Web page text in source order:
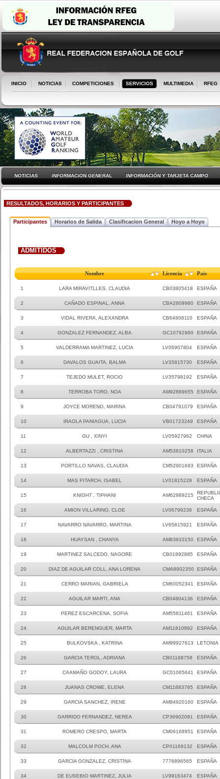
INICIO NOTICIAS COMPETICIONES SERVICIOS MULTIMEDIA RFEG
NOTICIAS INFORMACION GENERAL INFORMACIÓN Y TARJETA CAMPO
RESULTADOS, HORARIOS Y PARTICIPANTES
Participantes Horarios de Salida Clasificacion General Hoyo a Hoyo
ADMITIDOS
Nombre Licencia Pais
1 LARA MIRAVITLLES, CLAUDIA CB03805418 ESPAÑA
2 CAÑADO ESPINAL, ANNA CBA2809980 ESPAÑA
3 VIDAL RIVERA, ALEXANDRA CB64808110 ESPAÑA
4 GONZALEZ FERNANDEZ, ALBA GC10792960 ESPAÑA
5 VALDERRAMA MARTINEZ, LUCIA LV06907804 ESPAÑA
6 DAVALOS GUAITA, BALMA LV35815730 ESPAÑA
7 TEJEDO MULET, ROCIO LV35798192 ESPAÑA
8 TERROBA TORO, NOA AM92889655 ESPAÑA
9 JOYCE MORENO, MARINA CB04791079 ESPAÑA
10 IRAOLA PANIAGUA, LUCIA VB01723249 ESPAÑA
11 GU , XINYI LV05927962 CHINA
12 ALBERTAZZI , CRISTINA AM53810258 ITALIA
13 PORTILLO NAVAS, CLAUDIA CM52901693 ESPAÑA
14 MAS PITARCH, ISABEL LV01815228 ESPAÑA
15 KNIGHT , TIPHANI AM62889215
CHECA
16 AMION VILLARINO, CLOE LV06799236 ESPAÑA
17 NAVARRO NAVARRO, MARTINA LV65815921 ESPAÑA
18 HUAYSAN , CHANYA AM83910150 ESPAÑA
19 MARTINEZ SALCEDO, NAGORE CB01892885 ESPAÑA
20 DIAZ DE AGUILAR COLL, ANA LORENA CMA8902350 ESPAÑA
21 CERRO MARIAN, GABRIELA CM60052341 ESPAÑA
22 AGUILAR MARTI, ANA CB04804136 ESPAÑA
23 PEREZ ESCARCENA, SOFIA AM55811461 ESPAÑA
24 AGUILAR BERENGUER, MARTA AM11810892 ESPAÑA
25 BULKOVSKA , KATRINA AM99927613 LETONIA
26 GARCIA TEROL, ADRIANA CB01168758 ESPAÑA
27 CAAMAÑO GODOY, LAURA GC01065641 ESPAÑA
28 JUANAS CROWE, ELENA CM11883785 ESPAÑA
29 GARCIA SANCHEZ, IRENE AM84920160 ESPAÑA
30 GARRIDO FERNANDEZ, NEREA CP36902091 ESPAÑA
31 ROMERO CRESPO, MARTA CM06168951 ESPAÑA
32 MALCOLM POCH, ANA CP01169132 ESPAÑA
33 GARCIA GONZALEZ, CRISTINA 7776896565 ESPAÑA
34 DE EUSEBIO MARTINEZ, JULIA LV99163474 ESPAÑA